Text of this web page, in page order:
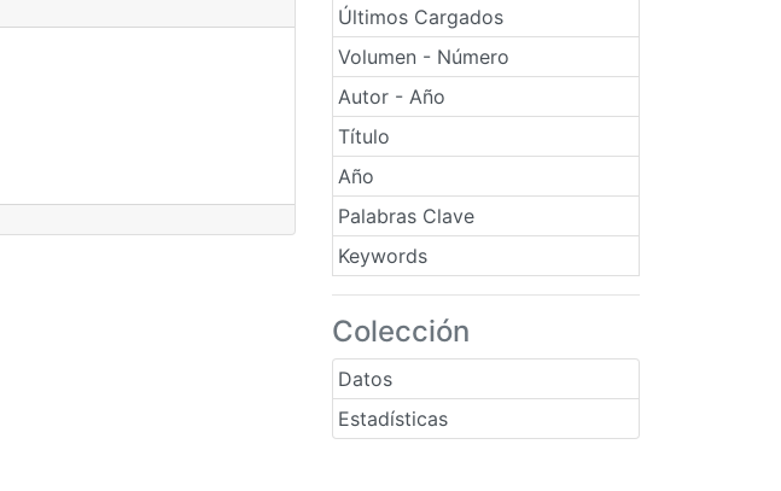
Últimos Cargados
Volumen - Número
Autor - Año
Título
Año
Palabras Clave
Keywords
Colección
Datos
Estadísticas